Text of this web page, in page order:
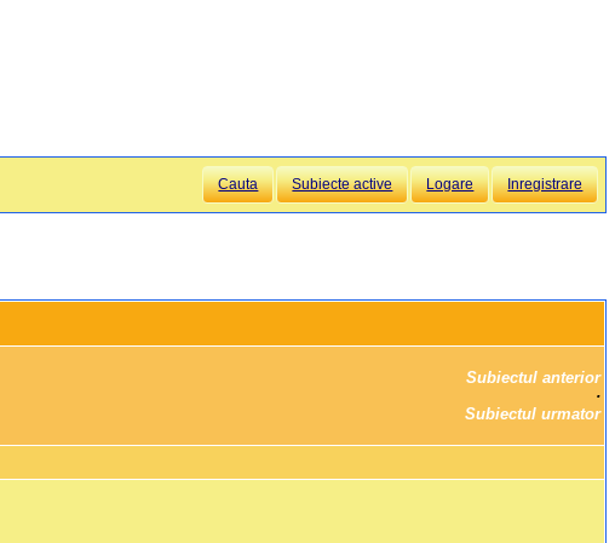
Cauta Subiecte active Logare Inregistrare
Subiectul anterior
Subiectul urmator